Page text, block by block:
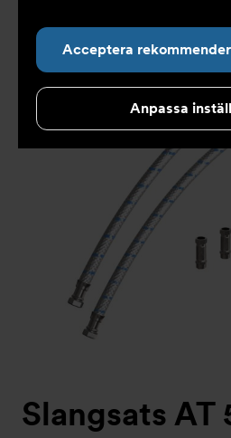
Acceptera
Anpassa
Slangsats AT